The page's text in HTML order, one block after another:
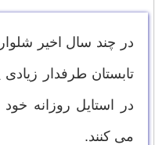
در چند سال اخیر
تابستان طرفدار
در استایل روزانه
می کنند.